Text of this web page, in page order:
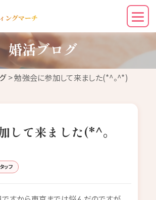
婚活ブログ
> 勉強会に参加して来ました(*^。^*)
して来ました(*^。
ッフ